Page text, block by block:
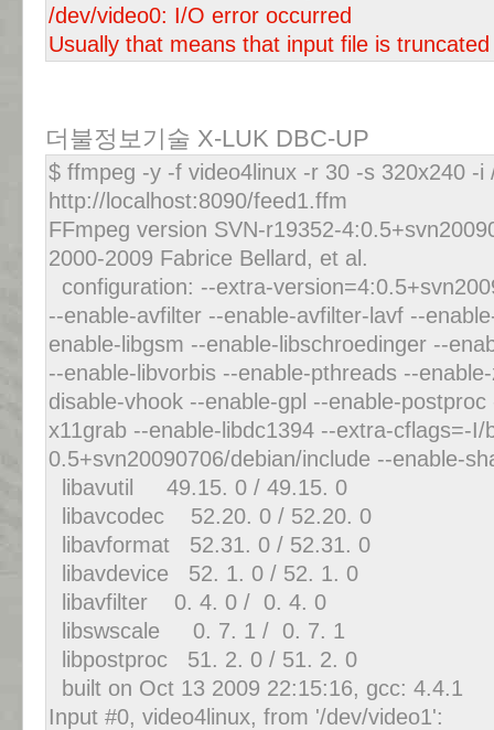
/dev/video0: I/O error occurred
Usually that means that input file is
더불정보기술 X-LUK DBC-UP
$ ffmpeg -y -f video4linux -r 30 -s 320x240 -i
http://localhost:8090/feed1.ffm
FFmpeg version SVN-r19352-
2000-2009 Fabrice Bellard, et al.
configuration: --extra-
--enable-avfilter --enable-avfilter-lavf --
enable-libgsm --enable-libschroedinger --
--enable-libvorbis --enable-pthreads --
disable-vhook --enable-gpl --enable-
x11grab --enable-libdc1394 --extra-cflags=-I/
0.5+svn20090706/debian/include --enable-
libavutil 49.15. 0 / 49.15. 0
libavcodec 52.20. 0 / 52.20. 0
libavformat 52.31. 0 / 52.31. 0
libavdevice 52. 1. 0 / 52. 1. 0
libavfilter 0. 4. 0 / 0. 4. 0
libswscale 0. 7. 1 / 0. 7. 1
libpostproc 51. 2. 0 / 51. 2. 0
built on Oct 13 2009 22:15:16, gcc: 4.4.1
Input #0, video4linux, from '/dev/video1':